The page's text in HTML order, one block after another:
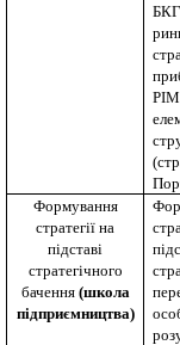
Формування
стратегії на
підставі
стратегічного
бачення (школа
підприємництва)